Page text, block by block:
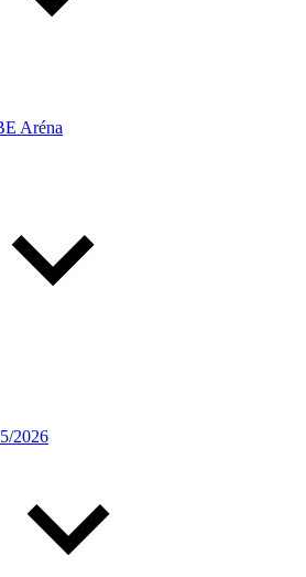
Aréna
2026